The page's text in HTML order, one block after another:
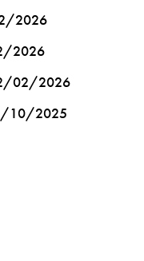
2026
2026
02/2026
10/2025